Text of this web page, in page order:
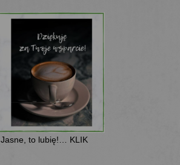
Jasne, to lubię!… KLIK